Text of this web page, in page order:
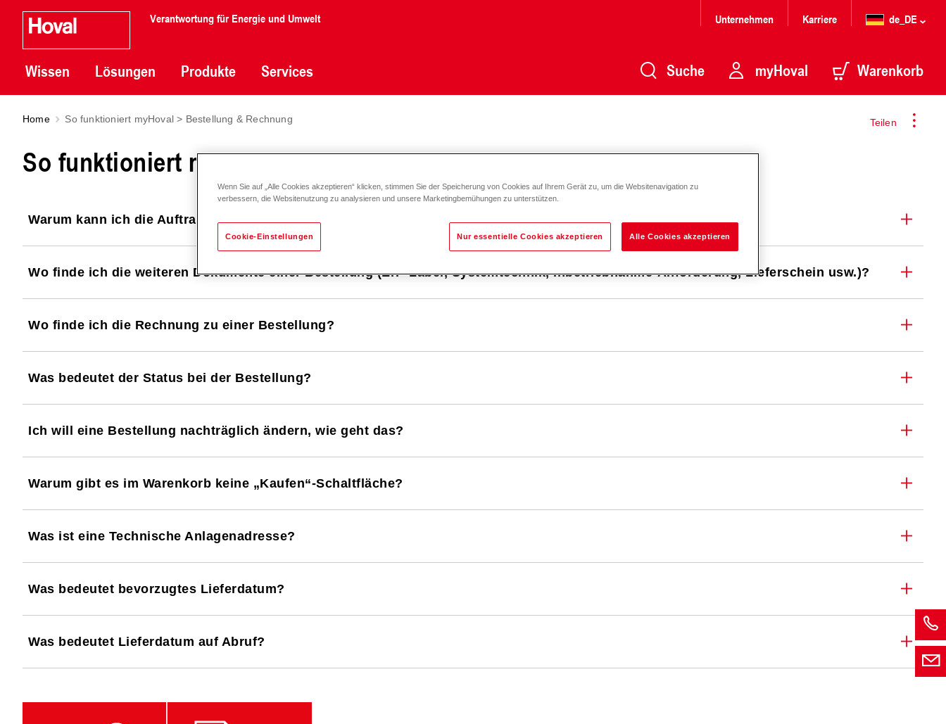
Verantwortung für Energie und Umwelt
Wissen Lösungen Produkte Services
Unternehmen Karriere de_DE
Suche myHoval Warenkorb
Teilen
Home So funktioniert myHoval > Bestellung & Rechnung
So funktioniert myHoval > Bestellung & Rechnung
Warum kann ich die Auftragsbestätigung nicht downloaden?
Wo finde ich die weiteren Dokumente einer Bestellung (ErP-Label, Systemtechnik, Inbetriebnahme-Anforderung, Lieferschein usw.)?
Wo finde ich die Rechnung zu einer Bestellung?
Was bedeutet der Status bei der Bestellung?
Ich will eine Bestellung nachträglich ändern, wie geht das?
Warum gibt es im Warenkorb keine „Kaufen“-Schaltfläche?
Was ist eine Technische Anlagenadresse?
Was bedeutet bevorzugtes Lieferdatum?
Was bedeutet Lieferdatum auf Abruf?
Wenn Sie auf „Alle Cookies akzeptieren“ klicken, stimmen Sie der Speicherung von Cookies auf Ihrem Gerät zu, um die Websitenavigation zu
verbessern, die Websitenutzung zu analysieren und unsere Marketingbemühungen zu unterstützen.
Cookie-Einstellungen Nur essentielle Cookies akzeptieren Alle Cookies akzeptieren